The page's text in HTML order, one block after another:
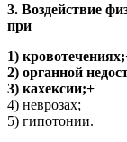
3. Воздействие
при
1)
2) органной
3) кахексии;+
4) неврозах;
5) гипотонии.